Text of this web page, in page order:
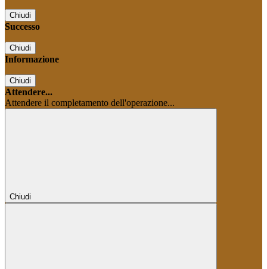
Chiudi
Successo
Chiudi
Informazione
Chiudi
Attendere...
Attendere il completamento dell'operazione...
Chiudi